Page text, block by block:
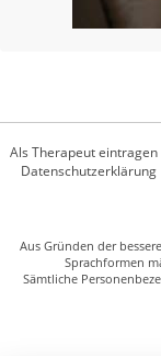
Als Therapeut eintragen
Datenschutzerklärung
Aus Gründen der
Sprachformen
Sämtliche